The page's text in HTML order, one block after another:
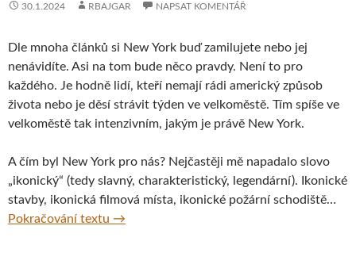
30.1.2024 RBAJGAR NAPSAT KOMENTÁŘ
Dle mnoha článků si New York buď zamilujete nebo jej
nenávidíte. Asi na tom bude něco pravdy. Není to pro
každého. Je hodně lidí, kteří nemají rádi americký způsob
života nebo je děsí strávit týden ve velkoměstě. Tím spíše ve
velkoměstě tak intenzivním, jakým je právě New York.
A čím byl New York pro nás? Nejčastěji mě napadalo slovo
„ikonický“ (tedy slavný, charakteristický, legendární). Ikonické
stavby, ikonická filmová místa, ikonické požární schodiště…
Pokračování textu Na týden do New Yorku
→